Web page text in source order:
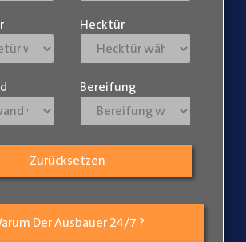
Der Ausbauer 24/7 ?
Hecktür
Bereifung
Zurücksetzen